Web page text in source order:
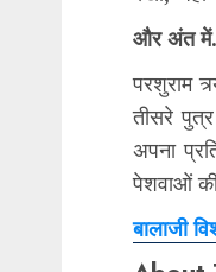
और अंत
परशुराम
तीसरे
अपना
पेशवाओं
बालाजी